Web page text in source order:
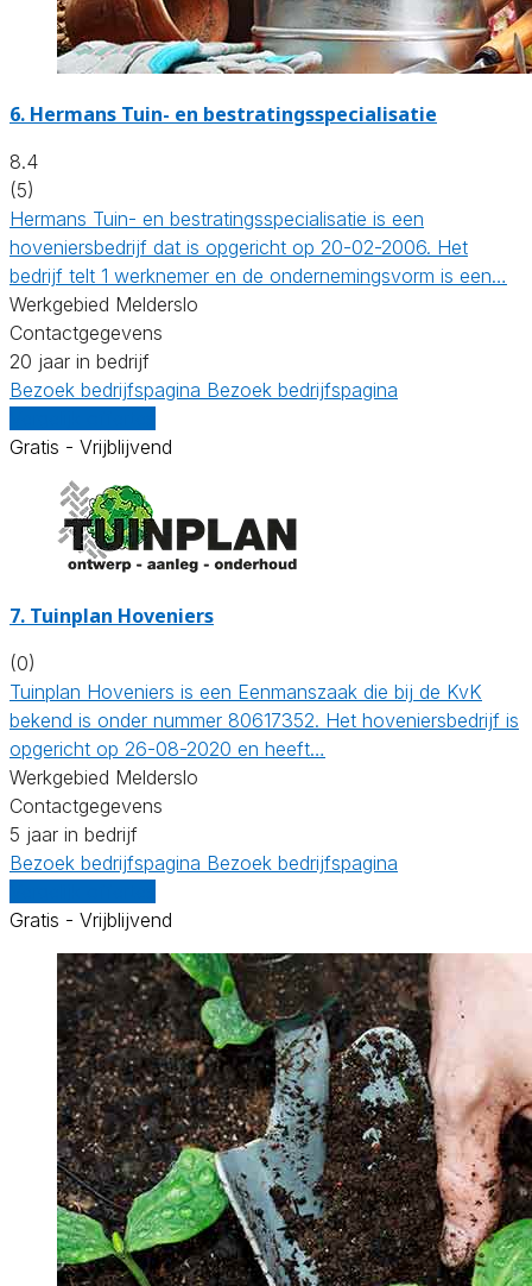
6. Hermans Tuin- en bestratingsspecialisatie
8.4
(5)
Hermans Tuin- en bestratingsspecialisatie is een
hoveniersbedrijf dat is opgericht op 20-02-2006. Het
bedrijf telt 1 werknemer en de ondernemingsvorm is een…
Werkgebied Melderslo
Contactgegevens
20 jaar in bedrijf
Bezoek bedrijfspagina Bezoek bedrijfspagina
Gratis - Vrijblijvend
7. Tuinplan Hoveniers
(0)
Tuinplan Hoveniers is een Eenmanszaak die bij de KvK
bekend is onder nummer 80617352. Het hoveniersbedrijf is
opgericht op 26-08-2020 en heeft…
Werkgebied Melderslo
Contactgegevens
5 jaar in bedrijf
Bezoek bedrijfspagina Bezoek bedrijfspagina
Gratis - Vrijblijvend